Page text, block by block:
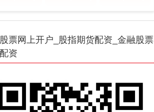
股票网上开户_股指期货配资_金融股票
配资